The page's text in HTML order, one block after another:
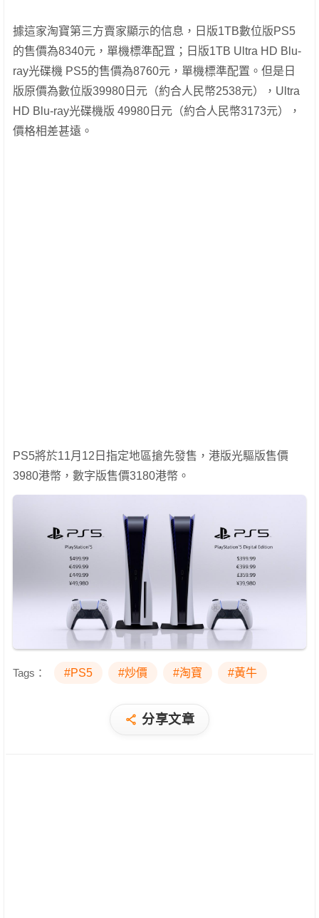
據這家淘寶第三方賣家顯示的信息，日版1TB數位版PS5
的售價為8340元，單機標準配罝；日版1TB Ultra HD Blu-
ray光碟機 PS5的售價為8760元，單機標準配置。但是日
版原價為數位版39980日元（約合人民幣2538元），Ultra
HD Blu-ray光碟機版 49980日元（約合人民幣3173元），
價格相差甚遠。
PS5將於11月12日指定地區搶先發售，港版光驅版售價
3980港幣，數字版售價3180港幣。
Tags： #PS5 #炒價 #淘寶 #黃牛
分享文章